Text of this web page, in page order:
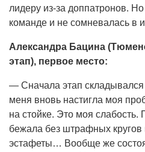
лидеру из-за доппатронов.
команде и не сомневалась в
Александра Бацина
этап), первое место:
— Сначала этап складывался
меня вновь настигла моя
на стойке. Это моя слабость.
бежала без штрафных кругов
эстафеты… Вообще же